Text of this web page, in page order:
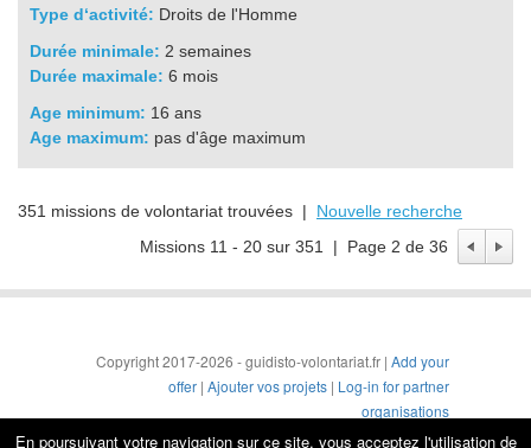
Type d‘activité: Droits de l'Homme
Durée minimale: 2 semaines
Durée maximale: 6 mois
Age minimum: 16 ans
Age maximum: pas d'âge maximum
351 missions de volontariat trouvées | Nouvelle recherche
Missions 11 - 20 sur 351 | Page 2 de 36
Copyright 2017-2026 - guidisto-volontariat.fr | Add your
offer | Ajouter vos projets | Log-in for partner
organisations
Conditions générales Mentions légales & protection de
En poursuivant votre navigation sur ce site, vous acceptez l'utilisation de